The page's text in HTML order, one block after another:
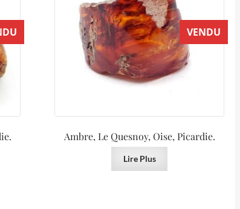
VENDU
Ambre, Le Quesnoy, Oise, Picardie.
Lire Plus